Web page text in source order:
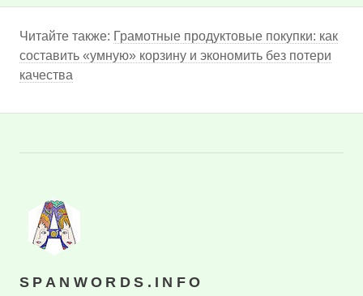
Читайте также: Грамотные продуктовые покупки: как
составить «умную» корзину и экономить без потери
качества
SPANWORDS.INFO